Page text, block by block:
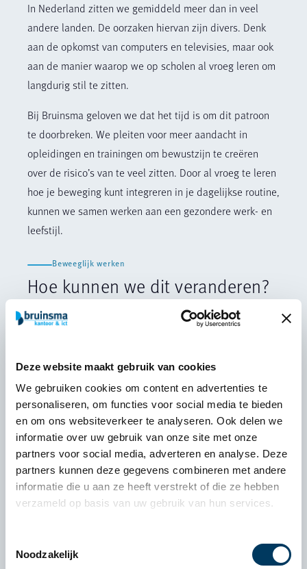
Deze website maakt gebruik van cookies
We gebruiken cookies om content en advertenties te
personaliseren, om functies voor social media te bieden
en om ons websiteverkeer te analyseren. Ook delen we
informatie over uw gebruik van onze site met onze
partners voor social media, adverteren en analyse. Deze
partners kunnen deze gegevens combineren met andere
informatie die u aan ze heeft verstrekt of die ze hebben
verzameld op basis van uw gebruik van hun services.
Noodzakelijk
In Nederland zitten we gemiddeld meer dan in veel
andere landen. De oorzaken hiervan zijn divers. Denk
aan de opkomst van computers en televisies, maar ook
aan de manier waarop we op scholen al vroeg leren om
langdurig stil te zitten.
Bij Bruinsma geloven we dat het tijd is om dit patroon
te doorbreken. We pleiten voor meer aandacht in
opleidingen en trainingen om bewustzijn te creëren
over de risico’s van te veel zitten. Door al vroeg te leren
hoe je beweging kunt integreren in je dagelijkse routine,
kunnen we samen werken aan een gezondere werk- en
leefstijl.
Beweeglijk werken
Hoe kunnen we dit veranderen?
We worden ons steeds bewuster van de negatieve
door producten aan te bieden die dit gedrag verbeteren
en een gezondere werkstijl stimuleren.
Denk bijvoorbeeld aan een zit-sta bureau, waarmee
kantoormedewerkers eenvoudig kunnen afwisselen
tussen zitten en staan. Ook bieden we stoelen die
beweging stimuleren, zoals ergonomische
zitoplossingen, en de bureaufiets – een innovatief